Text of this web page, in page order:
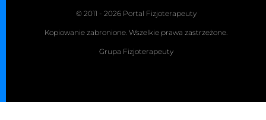
© 2011 - 2026 Portal Fizjoterapeuty
Kopiowanie zabronione. Wszelkie prawa zastrzeżone.
Grupa Fizjoterapeuty